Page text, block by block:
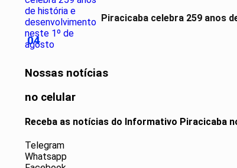
04
Piracicaba celebra 259 anos
Nossas notícias
no celular
Receba as notícias do Informativo Piracicaba
Telegram
Whatsapp